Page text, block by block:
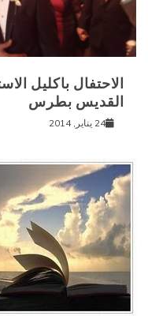
الاحتفال باكليل
القديس بطرس
24 يناير, 2014